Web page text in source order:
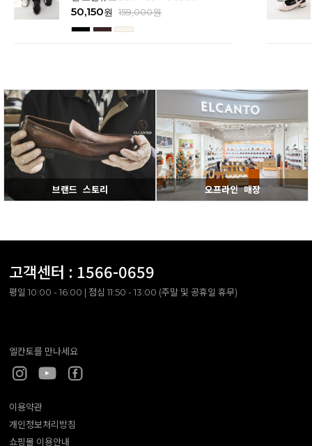
50,150원 159,000원
브랜드 스토리 오프라인 매장
고객센터 : 1566-0659
평일 10:00 - 16:00 | 점심 11:50 - 13:00 (주말 및 공휴일 휴무)
엘칸토를 만나세요
이용약관
개인정보처리방침
쇼핑몰 이용안내